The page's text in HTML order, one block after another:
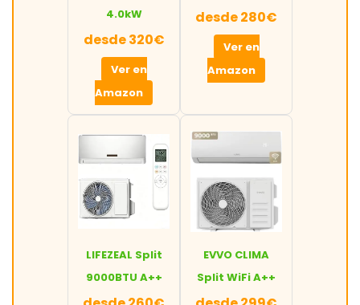
4.0kW
desde 320€
Ver en
Amazon
desde 280€
Ver en
Amazon
LIFEZEAL Split
9000BTU A++
EVVO CLIMA
Split WiFi A++